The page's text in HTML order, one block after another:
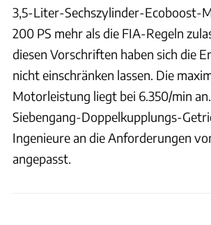
3,5-Liter-Sechszylinder-Ecoboost-
200 PS mehr als die FIA-Regeln
diesen Vorschriften haben sich die
nicht einschränken lassen. Die
Motorleistung liegt bei 6.350/min
Siebengang-Doppelkupplungs-
Ingenieure an die Anforderungen
angepasst.